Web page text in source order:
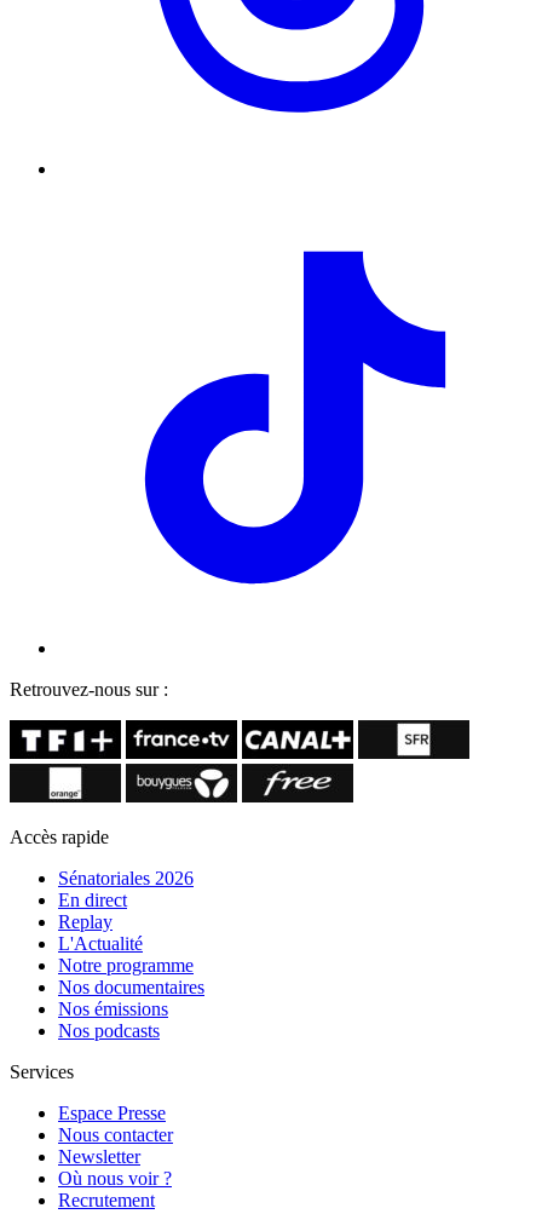
Retrouvez-nous sur :
Accès rapide
Sénatoriales 2026
En direct
Replay
L'Actualité
Notre programme
Nos documentaires
Nos émissions
Nos podcasts
Services
Espace Presse
Nous contacter
Newsletter
Où nous voir ?
Recrutement